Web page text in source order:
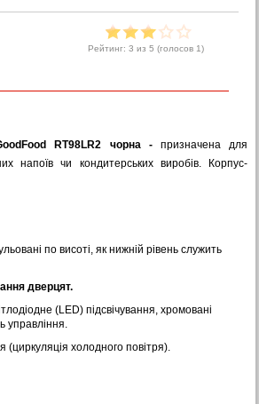
Рейтинг: 3 из 5 (голосов 1)
RT98LR2 чорна - призначена для
напоїв чи кондитерських виробів. Корпус-
по висоті, як нижній рівень служить
дверцят.
(LED) підсвічування, хромовані
управління.
холодного повітря).